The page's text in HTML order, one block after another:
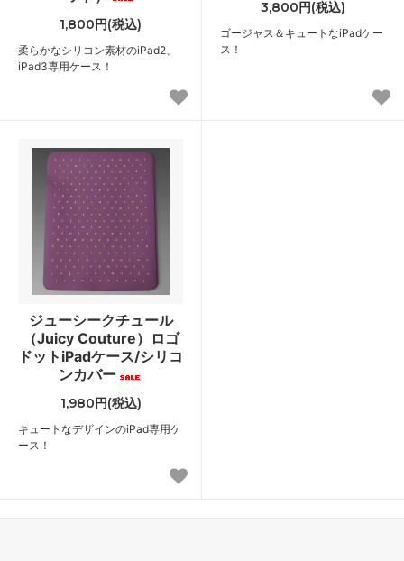
1,800円(税込)
柔らかなシリコン素材のiPad2、
iPad3専用ケース！
3,800円(税込)
ゴージャス＆キュートなiPadケー
ス！
ジューシークチュール
（Juicy Couture）ロゴ
ドットiPadケース/シリコ
ンカバー
1,980円(税込)
キュートなデザインのiPad専用ケ
ース！